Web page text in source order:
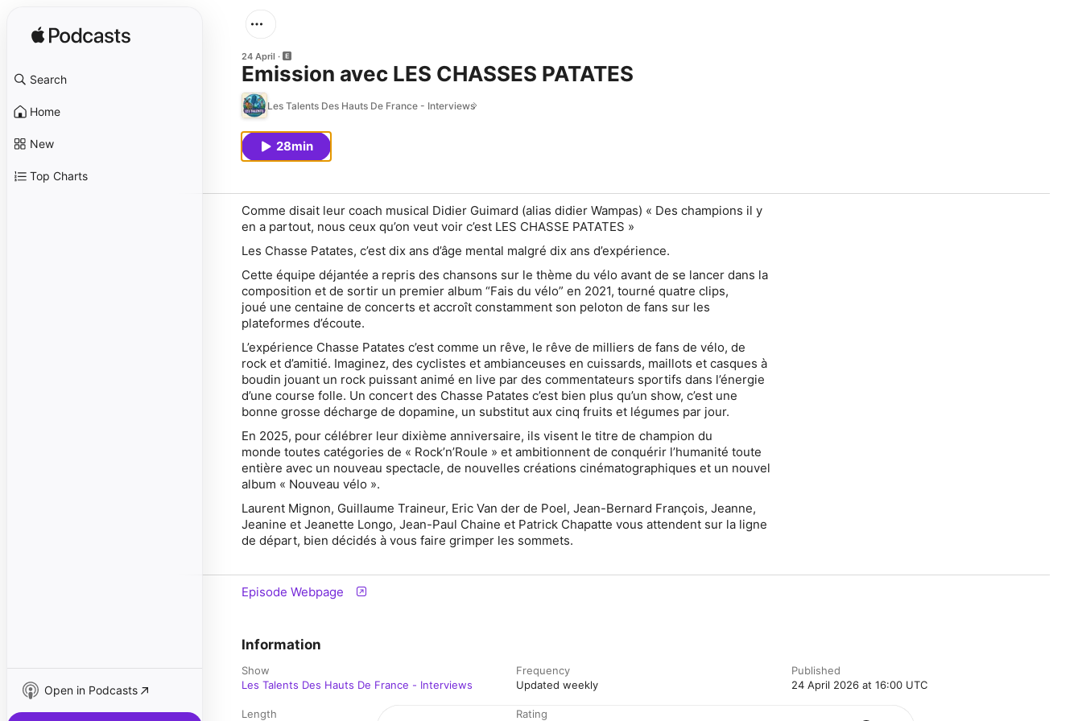
Search
Home
New
Top Charts
Open in Podcasts
24 April
Emission avec LES CHASSES PATATES
Les Talents Des Hauts De France - Interviews
28min
Comme disait leur coach musical Didier Guimard (alias didier Wampas) « Des champions il y
en a partout, nous ceux qu’on veut voir c’est LES CHASSE PATATES »
Les Chasse Patates, c’est dix ans d’âge mental malgré dix ans d’expérience.
Cette équipe déjantée a repris des chansons sur le thème du vélo avant de se lancer dans la
composition et de sortir un premier album “Fais du vélo” en 2021, tourné quatre clips,
joué une centaine de concerts et accroît constamment son peloton de fans sur les
plateformes d’écoute.
L’expérience Chasse Patates c’est comme un rêve, le rêve de milliers de fans de vélo, de
rock et d’amitié. Imaginez, des cyclistes et ambianceuses en cuissards, maillots et casques à
boudin jouant un rock puissant animé en live par des commentateurs sportifs dans l’énergie
d’une course folle. Un concert des Chasse Patates c’est bien plus qu’un show, c’est une
bonne grosse décharge de dopamine, un substitut aux cinq fruits et légumes par jour.
En 2025, pour célébrer leur dixième anniversaire, ils visent le titre de champion du
monde toutes catégories de « Rock’n’Roule » et ambitionnent de conquérir l’humanité toute
entière avec un nouveau spectacle, de nouvelles créations cinématographiques et un nouvel
album « Nouveau vélo ».
Laurent Mignon, Guillaume Traineur, Eric Van der de Poel, Jean-Bernard François, Jeanne,
Jeanine et Jeanette Longo, Jean-Paul Chaine et Patrick Chapatte vous attendent sur la ligne
de départ, bien décidés à vous faire grimper les sommets.
Episode Webpage
Information
Show
Les Talents Des Hauts De France - Interviews
Frequency
Updated weekly
Published
24 April 2026 at 16:00 UTC
Length Rating